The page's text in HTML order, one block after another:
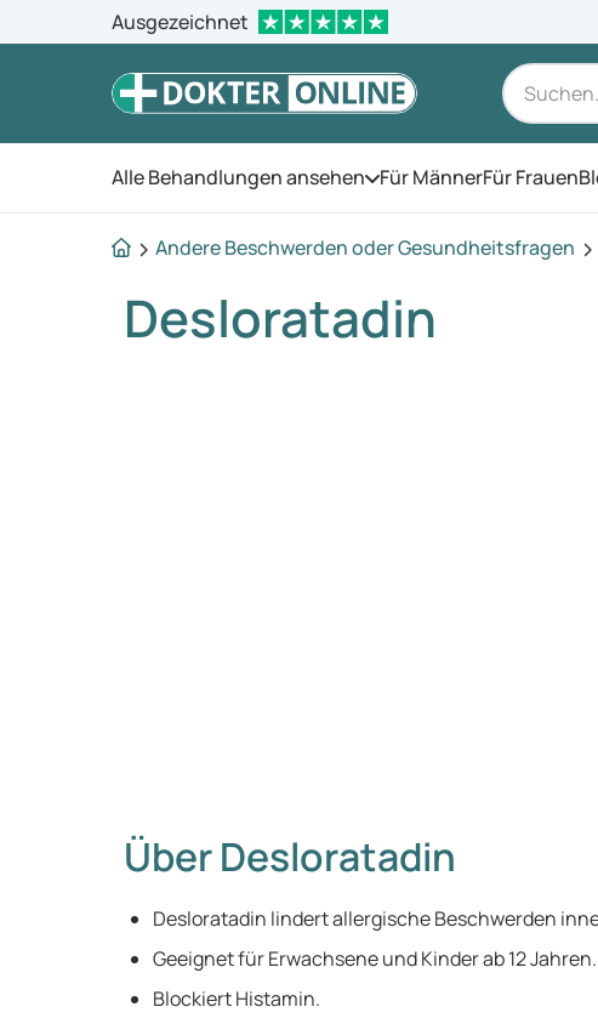
Ausgezeichnet
Alle Behandlungen ansehen Öffnen Sie das Menü
Für MännerFür Frauen
Andere Beschwerden oder Gesundheitsfragen
Desloratadin
Über Desloratadin
Desloratadin lindert allergische Beschwerden
Geeignet für Erwachsene und Kinder ab 12 Jahren.
Blockiert Histamin.